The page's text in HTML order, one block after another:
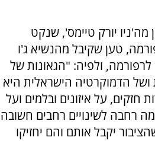
מה'ניו יורק טיימס', שנקט
טען שקיבל מהנשיא ג'ו
לרפורמה, ולפיה: "הגאונות של
הדמוקרטיה הישראלית היא
חזקים, על איזונים ובלמים ועל
רחבה לשינויים רחבים חשובה
יקבל אותם והם יחזיקו